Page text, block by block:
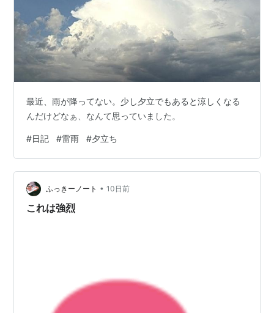
最近、雨が降ってない。少し夕立でもあると涼しくなる
んだけどなぁ、なんて思っていました。
#日記 #雷雨 #夕立ち
ふっきーノート • 10日前
これは強烈